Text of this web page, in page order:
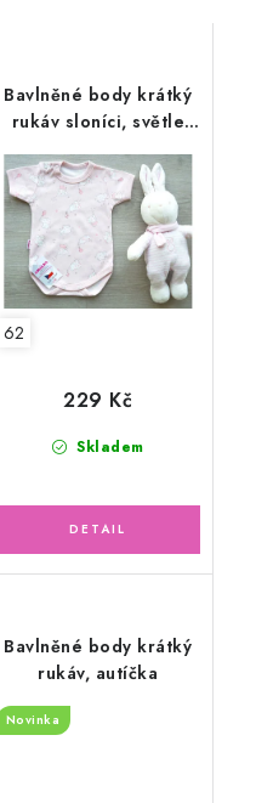
92
Bavlněné body krátký
rukáv sloníci, světle
růžové
62
Skladem
229 Kč
Bavlněné body krátký
rukáv, autíčka
Novinka